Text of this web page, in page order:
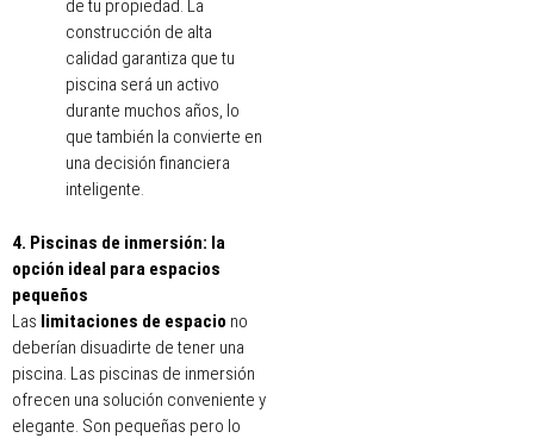
de tu propiedad. La
construcción de alta
calidad garantiza que tu
piscina será un activo
durante muchos años, lo
que también la convierte en
una decisión financiera
inteligente.
4. Piscinas de inmersión: la
opción ideal para espacios
pequeños
Las limitaciones de espacio no
deberían disuadirte de tener una
piscina. Las piscinas de inmersión
ofrecen una solución conveniente y
elegante. Son pequeñas pero lo